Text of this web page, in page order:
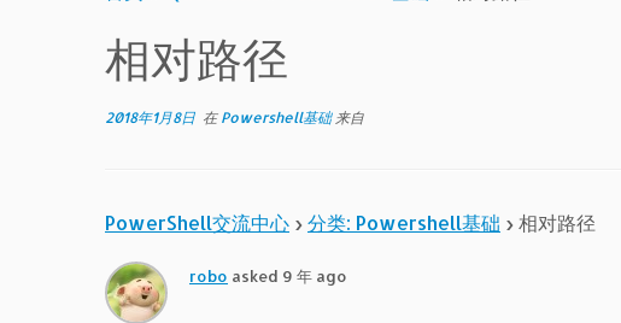
相对路径
2018年1月8日 在 Powershell基础 来自
PowerShell交流中心 › 分类: Powershell基础 › 相对路径
robo asked 9 年 ago